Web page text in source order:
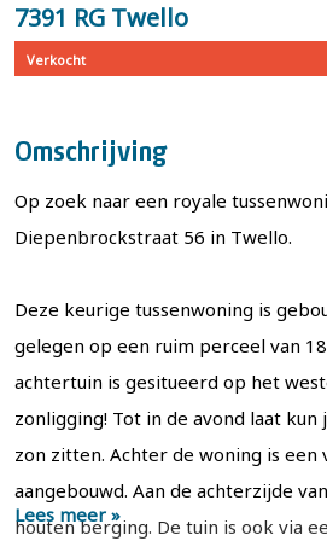
7391 RG Twello
Verkocht
Omschrijving
Op zoek naar een royale
Diepenbrockstraat 56 in Twello.
Deze keurige tussenwoning is
gelegen op een ruim perceel van
achtertuin is gesitueerd op het
zonligging! Tot in de avond laat
zon zitten. Achter de woning is een
aangebouwd. Aan de achterzijde
houten berging. De tuin is ook via
Lees meer »